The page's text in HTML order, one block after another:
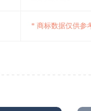
* 商标数据仅供参